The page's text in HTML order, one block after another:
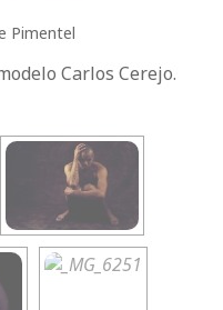
Pimentel
Carlos Cerejo.